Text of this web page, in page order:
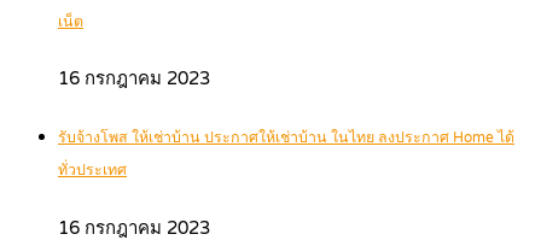
เน็ต
16 กรกฎาคม 2023
รับจ้างโพส ให้เช่าบ้าน ประกาศให้เช่าบ้าน ในไทย ลงประกาศ Home ได้
ทั่วประเทศ
16 กรกฎาคม 2023